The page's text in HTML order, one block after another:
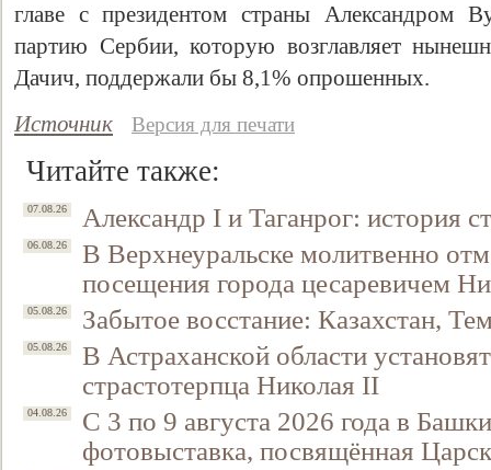
главе с президентом страны Александром
партию Сербии, которую возглавляет
Дачич, поддержали бы 8,1% опрошенных.
Источник
Версия для печати
Читайте также:
07.08.26 Александр I и Таганрог: история
06.08.26
В Верхнеуральске молитвенно
посещения города цесаревичем
05.08.26 Забытое восстание: Казахстан,
05.08.26
В Астраханской области
страстотерпца Николая II
04.08.26
С 3 по 9 августа 2026 года в
фотовыставка, посвящённая
Свидетельство